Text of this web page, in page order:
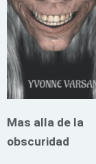
Mas alla de la
obscuridad